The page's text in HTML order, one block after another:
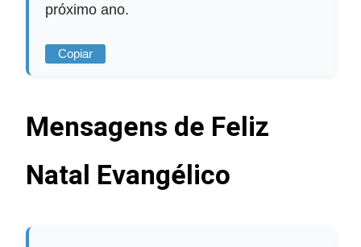
próximo ano.
Copiar
Mensagens de Feliz
Natal Evangélico